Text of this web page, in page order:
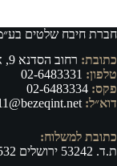
חברת חיבח שלטים
כתובת: רחוב הסדנא 9, א.ת. תלפיות ירושלים, מיקוד 91532
טלפון: 02-6483331
פקס:
דוא״ל:
כתובת למשלוח:
ת.ד. 53242 ירושלים 91532